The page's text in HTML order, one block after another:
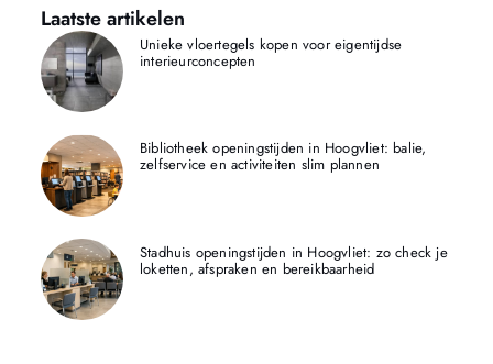
Laatste artikelen
Unieke vloertegels kopen voor eigentijdse
interieurconcepten
Bibliotheek openingstijden in Hoogvliet: balie,
zelfservice en activiteiten slim plannen
Stadhuis openingstijden in Hoogvliet: zo check je
loketten, afspraken en bereikbaarheid